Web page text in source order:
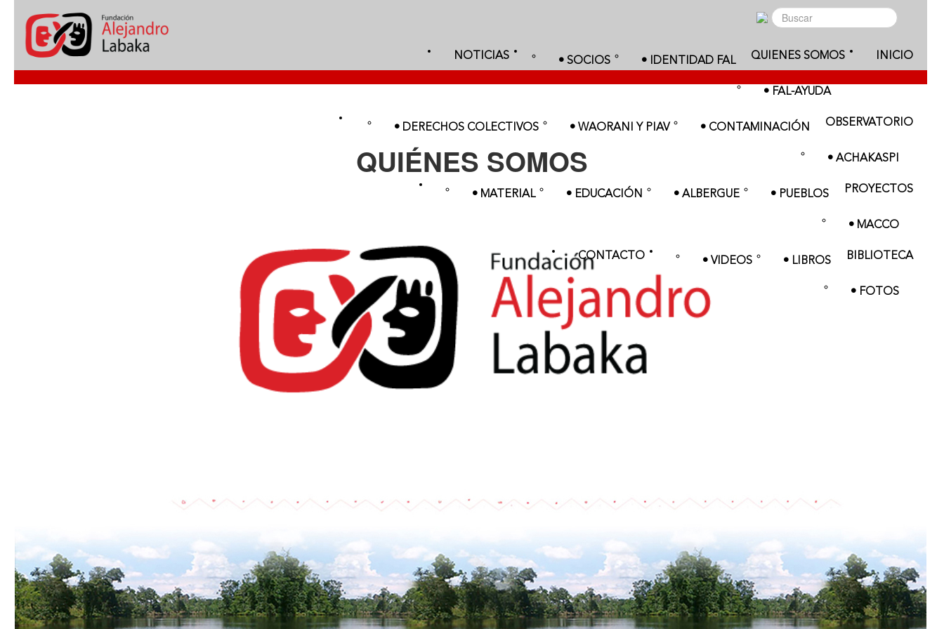
INICIO
QUIENES SOMOS
• IDENTIDAD FAL
• SOCIOS
• FAL-AYUDA
NOTICIAS
OBSERVATORIO
• CONTAMINACIÓN
• WAORANI Y PIAV
• DERECHOS COLECTIVOS
• ACHAKASPI
PROYECTOS
• PUEBLOS
• ALBERGUE
• EDUCACIÓN
• MATERIAL
• MACCO
BIBLIOTECA
• LIBROS
• VIDEOS
• FOTOS
CONTACTO
QUIÉNES SOMOS